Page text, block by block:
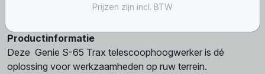
Productinformatie
Deze Genie S-65 Trax telescoophoogwerker is dé
oplossing voor werkzaamheden op ruw terrein.
Prijzen zijn incl. BTW